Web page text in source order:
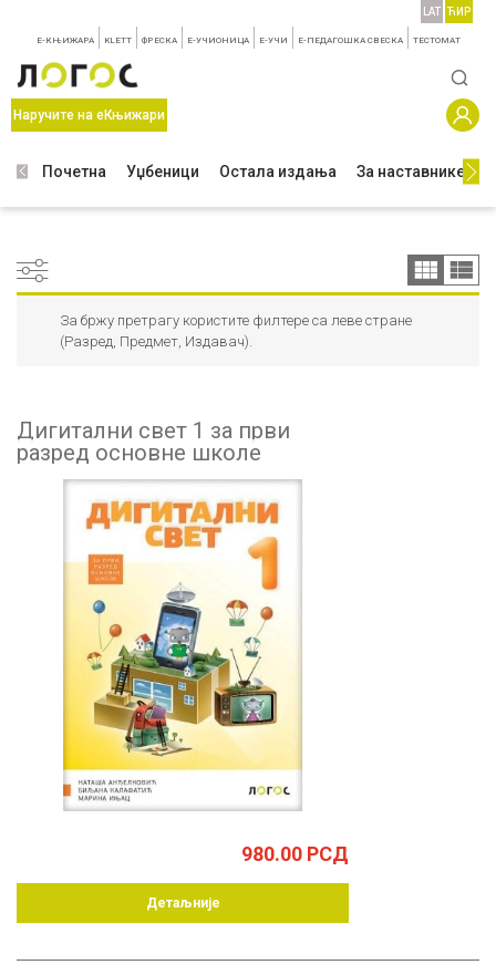
E-КЊИЖАРА KLETT ФРЕСКА E-УЧИОНИЦА E-УЧИ Е-ПЕДАГОШКА СВЕСКА TЕСТОМАТ
LAT ЋИР
Наручите на еКњижари
Почетна Уџбеници Остала издања За наставнике
За бржу претрагу користите филтере са леве стране
(Разред, Предмет, Издавач).
Дигитални свет 1 за први
разред основне школе
980.00 РСД
Детаљније